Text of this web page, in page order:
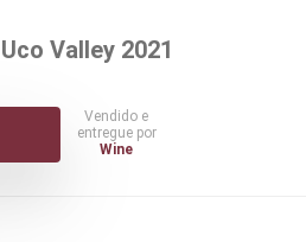
Valley 2021
Vendido e
entregue por
Wine